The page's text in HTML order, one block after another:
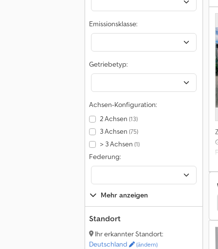
Emissionsklasse:
Getriebetyp:
Achsen-Konfiguration:
2 Achsen (13)
3 Achsen (75)
> 3 Achsen (1)
Federung:
Mehr anzeigen
Standort
Ihr erkannter Standort:
Deutschland
(ändern)